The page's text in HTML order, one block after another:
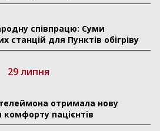
співпрацю: Суми
станцій для Пунктів обігріву
29 липня
отримала нову
комфорту пацієнтів